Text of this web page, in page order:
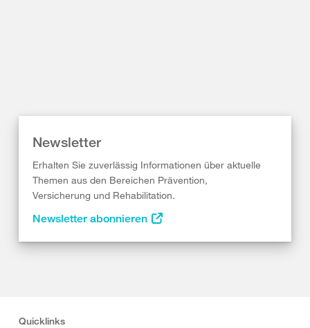
Newsletter
Erhalten Sie zuverlässig Informationen über aktuelle
Themen aus den Bereichen Prävention,
Versicherung und Rehabilitation.
Newsletter abonnieren
Quicklinks